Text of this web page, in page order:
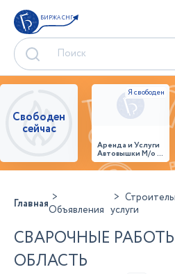
БИРЖА СНГ
Свободен
сейчас
Аренда и Услуги
Автовышки М/о г.
Домодедово
26,28,32 место
ГлавнаяОбъявления услуги
СВАРОЧНЫЕ
ОБЛАСТЬ